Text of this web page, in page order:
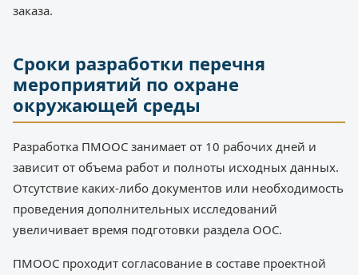
заказа.
Сроки разработки перечня
мероприятий по охране
окружающей среды
Разработка ПМООС занимает от 10 рабочих дней и
зависит от объема работ и полноты исходных данных.
Отсутствие каких-либо документов или необходимость
проведения дополнительных исследований
увеличивает время подготовки раздела ООС.
ПМООС проходит согласование в составе проектной